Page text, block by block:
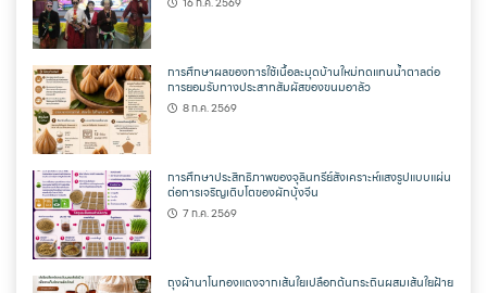
การศึกษาผลของการใช้เนื้อละมุดบ้านใหม่ทดแทนน้ำตาลต่อ
การยอมรับทางประสาทสัมผัสของขนมอาลัว
8 ก.ค. 2569
การศึกษาประสิทธิภาพของจุลินทรีย์สังเคราะห์แสงรูปแบบแผ่น
ต่อการเจริญเติบโตของผักบุ้งจีน
7 ก.ค. 2569
ถุงผ้านาโนทองแดงจากเส้นใยเปลือกต้นกระถินผสมเส้นใยฝ้าย